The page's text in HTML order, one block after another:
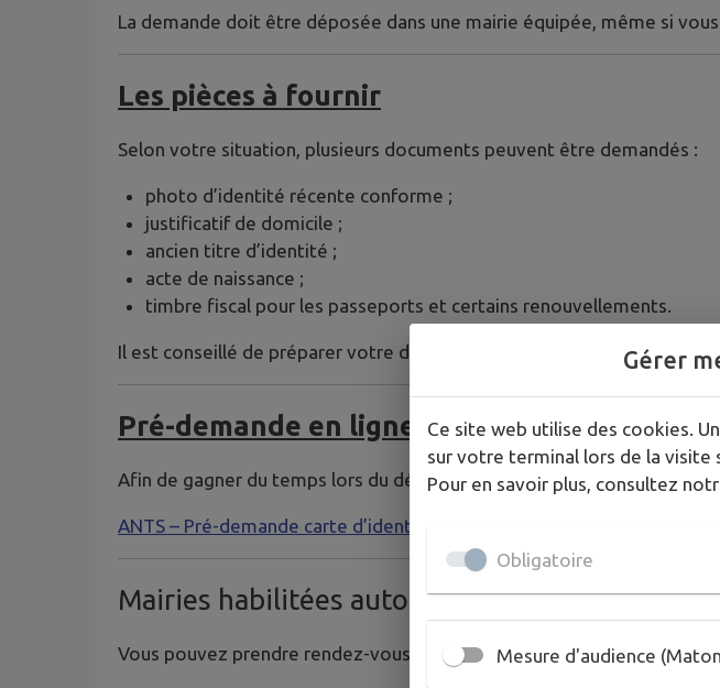
La demande doit être déposée dans une mairie équipée, même si
Les pièces à fournir
Selon votre situation, plusieurs documents peuvent être demandés :
photo d’identité récente conforme ;
justificatif de domicile ;
ancien titre d’identité ;
acte de naissance ;
timbre fiscal pour les passeports et certains renouvellements.
Il est conseillé de préparer votre dossier avant le rendez-vous.
Pré-demande en ligne
Afin de gagner du temps lors du dépôt du dossier, vous pouvez
ANTS – Pré-demande carte d’identité et passeport
Mairies habilitées autour de Moulins (dans un
Vous pouvez prendre rendez-vous dans les communes suivantes :
Gérer
Ce site web utilise des cookies.
sur votre terminal lors de la visite
Pour en savoir plus, consultez
Obligatoire
Mesure d'audience